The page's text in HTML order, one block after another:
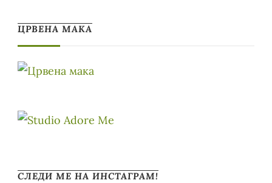
ЦРВЕНА МАКА
СЛЕДИ МЕ НА ИНСТАГРАМ!